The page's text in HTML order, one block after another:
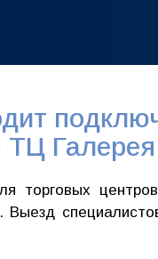
ТЦ
торговых
Выезд